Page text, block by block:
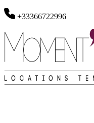
+33366722996